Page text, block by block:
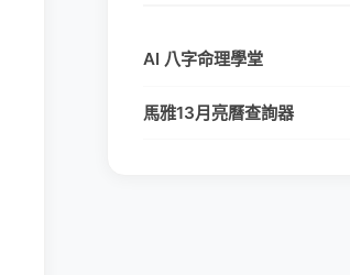
AI 八字命理學堂
馬雅13月亮曆查詢器